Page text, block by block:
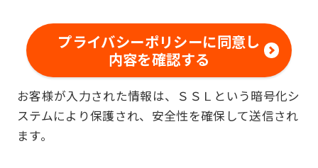
客様の個人情報を収集いたします。
■個人情報の利用
お客様からお預かりした個人情報は、以
下の目的で使用させて頂きます。また、
違法または不当な行為を助長し、または
プライバシーポリシーに同意し
内容を確認する
お客様が入力された情報は、ＳＳＬという暗号化シ
ステムにより保護され、安全性を確保して送信され
ます。